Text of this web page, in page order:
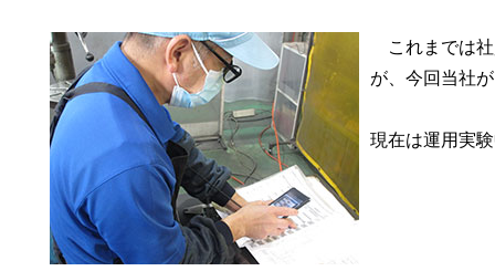
これまでは社
が、今回当社
現在は運用実